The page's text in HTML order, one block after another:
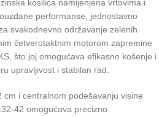
kosilica namijenjena vrtovima i
performanse, jednostavno
svakodnevno održavanje zelenih
četverotaktnim motorom zapremine
što joj omogućava efikasno košenje i
upravljivost i stabilan rad.
i centralnom podešavanju visine
42 omogućava precizno